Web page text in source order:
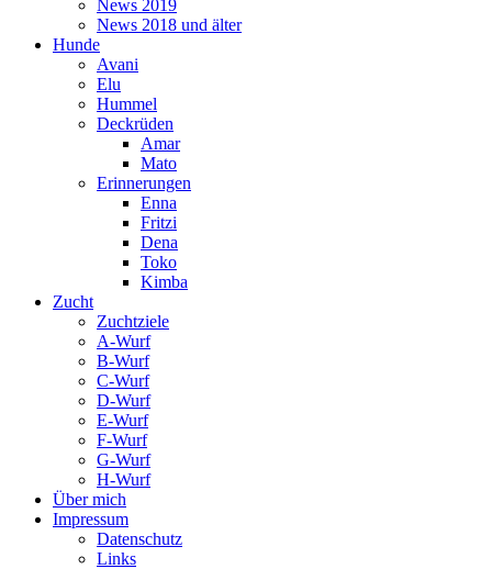
News 2019
News 2018 und älter
Hunde
Avani
Elu
Hummel
Deckrüden
Amar
Mato
Erinnerungen
Enna
Fritzi
Dena
Toko
Kimba
Zucht
Zuchtziele
A-Wurf
B-Wurf
C-Wurf
D-Wurf
E-Wurf
F-Wurf
G-Wurf
H-Wurf
Über mich
Impressum
Datenschutz
Links